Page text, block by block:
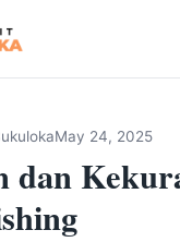
May 24, 2025
dan